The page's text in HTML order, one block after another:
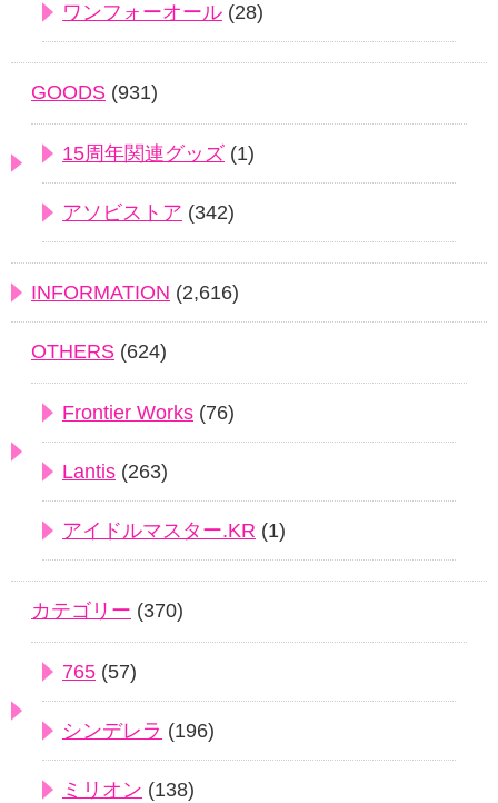
ワンフォーオール (28)
GOODS (931)
15周年関連グッズ (1)
アソビストア (342)
INFORMATION (2,616)
OTHERS (624)
Frontier Works (76)
Lantis (263)
アイドルマスター.KR (1)
カテゴリー (370)
765 (57)
シンデレラ (196)
ミリオン (138)